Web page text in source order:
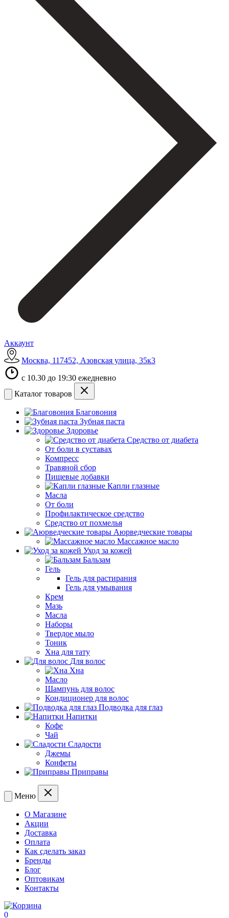
Аккаунт
Москва, 117452, Азовская улица, 35к3
с 10.30 до 19:30 ежедневно
Каталог товаров
Благовония
Зубная паста
Здоровье
Средство от диабета
От боли в суставах
Компресс
Травяной сбор
Пищевые добавки
Капли глазные
Масла
От боли
Профилактическое средство
Средство от похмелья
Аюрведческие товары
Массажное масло
Уход за кожей
Бальзам
Гель
Гель для растирания
Гель для умывания
Крем
Мазь
Масла
Наборы
Твердое мыло
Тоник
Хна для тату
Для волос
Хна
Масло
Шампунь для волос
Кондиционер для волос
Подводка для глаз
Напитки
Кофе
Чай
Сладости
Джемы
Конфеты
Приправы
Меню
О Магазине
Акции
Доставка
Оплата
Как сделать заказ
Бренды
Блог
Оптовикам
Контакты
0